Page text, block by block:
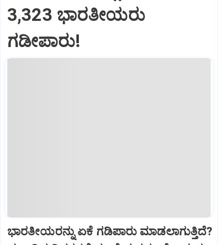
3,323 ಭಾರತೀಯರು
ಗಡೀಪಾರು!
ಭಾರತೀಯರನ್ನು ಏಕೆ ಗಡಿಪಾರು ಮಾಡಲಾಗುತ್ತಿದೆ?